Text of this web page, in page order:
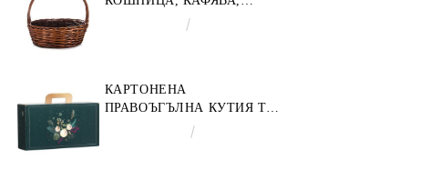
35X30X12 СМ, SP609M
КАРТОНЕНА
ПРАВОЪГЪЛНА КУТИЯ ТИП
"КУФАРЧЕ" ENCHANTED